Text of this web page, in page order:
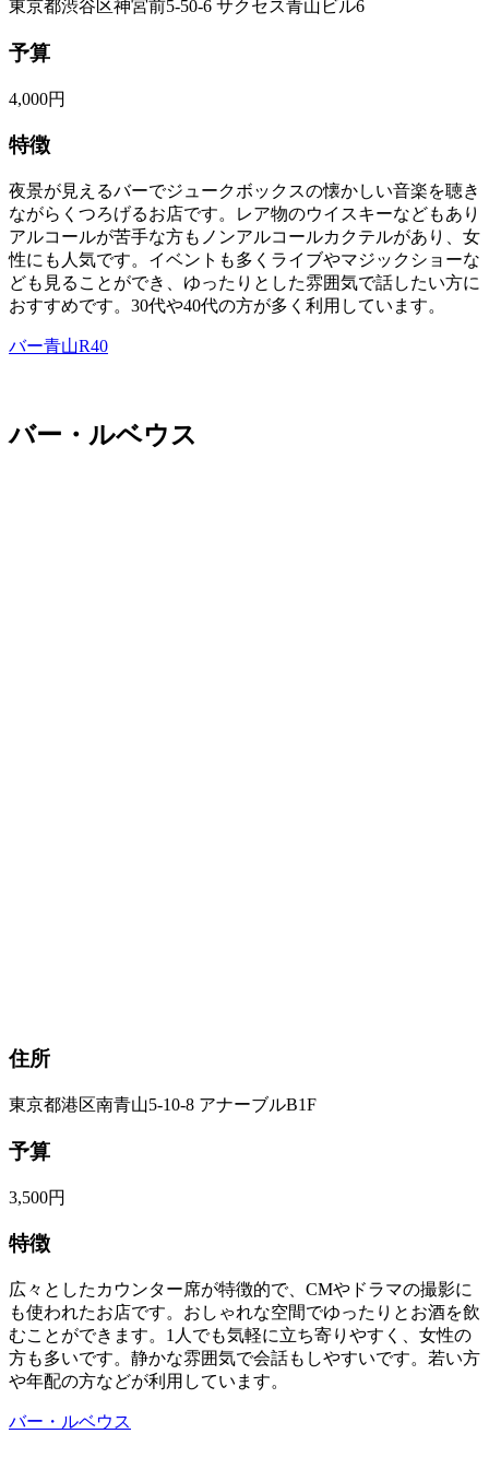
東京都渋谷区神宮前5-50-6 サクセス青山ビル6
予算
4,000円
特徴
夜景が見えるバーでジュークボックスの懐かしい音楽を聴き
ながらくつろげるお店です。レア物のウイスキーなどもあり
アルコールが苦手な方もノンアルコールカクテルがあり、女
性にも人気です。イベントも多くライブやマジックショーな
ども見ることができ、ゆったりとした雰囲気で話したい方に
おすすめです。30代や40代の方が多く利用しています。
バー青山R40
バー・ルベウス
住所
東京都港区南青山5-10-8 アナーブルB1F
予算
3,500円
特徴
広々としたカウンター席が特徴的で、CMやドラマの撮影に
も使われたお店です。おしゃれな空間でゆったりとお酒を飲
むことができます。1人でも気軽に立ち寄りやすく、女性の
方も多いです。静かな雰囲気で会話もしやすいです。若い方
や年配の方などが利用しています。
バー・ルベウス